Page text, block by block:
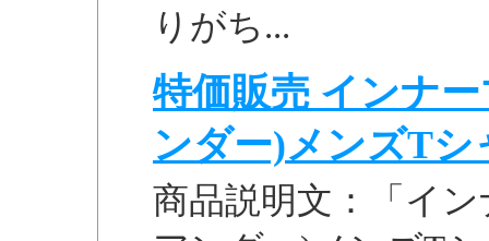
りがち...
特価販売 インナ
ンダー)メンズTシ
商品説明文：「イ